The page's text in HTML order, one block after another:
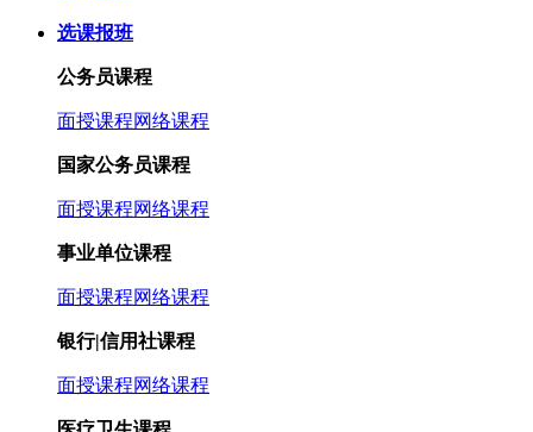
选课报班
公务员课程
面授课程网络课程
国家公务员课程
面授课程网络课程
事业单位课程
面授课程网络课程
银行|信用社课程
面授课程网络课程